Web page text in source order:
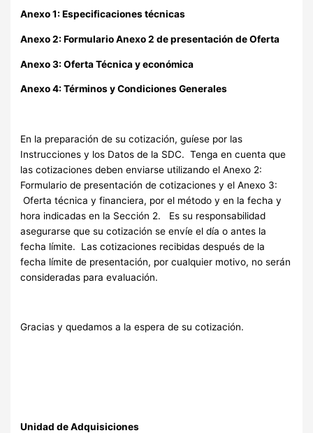
Anexo 1: Especificaciones técnicas
Anexo 2: Formulario Anexo 2 de presentación de Oferta
Anexo 3: Oferta Técnica y económica
Anexo 4: Términos y Condiciones Generales
En la preparación de su cotización, guíese por las
Instrucciones y los Datos de la SDC. Tenga en cuenta que
las cotizaciones deben enviarse utilizando el Anexo 2:
Formulario de presentación de cotizaciones y el Anexo 3:
Oferta técnica y financiera, por el método y en la fecha y
hora indicadas en la Sección 2. Es su responsabilidad
asegurarse que su cotización se envíe el día o antes la
fecha límite. Las cotizaciones recibidas después de la
fecha límite de presentación, por cualquier motivo, no serán
consideradas para evaluación.
Gracias y quedamos a la espera de su cotización.
Unidad de Adquisiciones